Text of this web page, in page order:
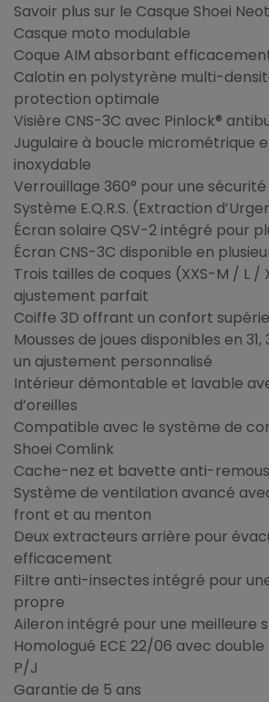
Savoir plus sur le Casque Shoei
Casque moto modulable
Coque AIM absorbant
Calotin en polystyrène multi-
protection optimale
Visière CNS-3C avec Pinlock®
Jugulaire à boucle micrométrique
inoxydable
Verrouillage 360° pour une
Système E.Q.R.S. (Extraction
Écran solaire QSV-2 intégré pour
Écran CNS-3C disponible en
Trois tailles de coques (XXS-M / L /
ajustement parfait
Coiffe 3D offrant un confort
Mousses de joues disponibles en
un ajustement personnalisé
Intérieur démontable et lavable
d’oreilles
Compatible avec le système de
Shoei Comlink
Cache-nez et bavette anti-
Système de ventilation avancé
front et au menton
Deux extracteurs arrière pour
efficacement
Filtre anti-insectes intégré pour
propre
Aileron intégré pour une meilleure
Homologué ECE 22/06 avec
P/J
Garantie de 5 ans